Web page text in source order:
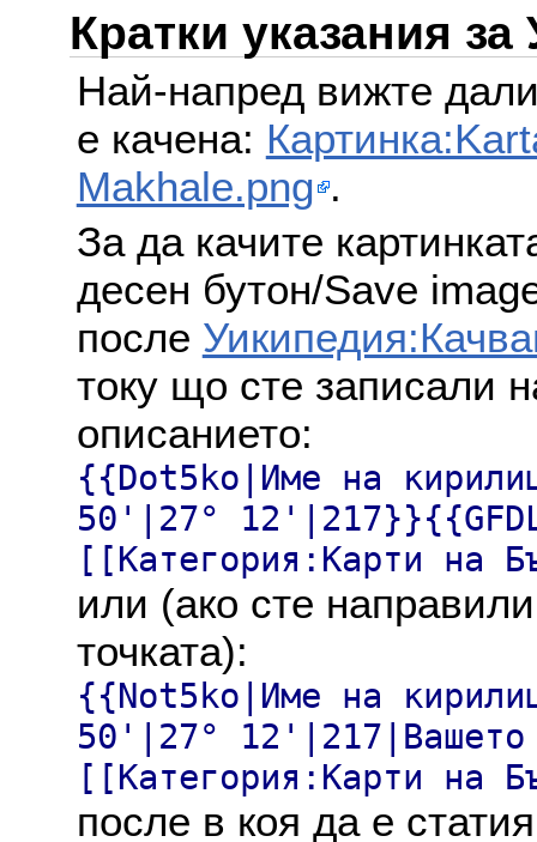
Кратки указания
Най-напред вижте
е качена:
Makhale.png .
За да качите
десен бутон/Save
после
току що сте записали
описанието:
{{Dot5ko|Име на
50'|27°
[[Категория:Карти на
или (ако сте
точката):
{{Not5ko|Име на
50'|27°
[[Категория:Карти на
после в коя да е